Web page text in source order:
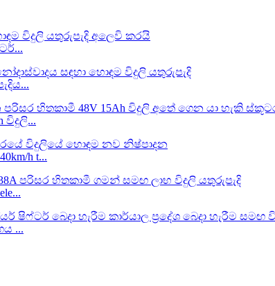
විදුලි...
h t...
...